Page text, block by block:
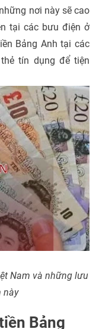
nơi này sẽ cao
tại các bưu điện ở
Bảng Anh tại các
tín dụng để tiện
Nam và những lưu
này
Bảng